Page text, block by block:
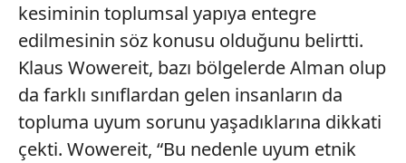
kesiminin toplumsal yapıya entegre
edilmesinin söz konusu olduğunu belirtti.
Klaus Wowereit, bazı bölgelerde Alman olup
da farklı sınıflardan gelen insanların da
topluma uyum sorunu yaşadıklarına dikkati
çekti. Wowereit, “Bu nedenle uyum etnik